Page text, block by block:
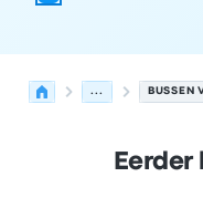
... BUSSEN
Eerder